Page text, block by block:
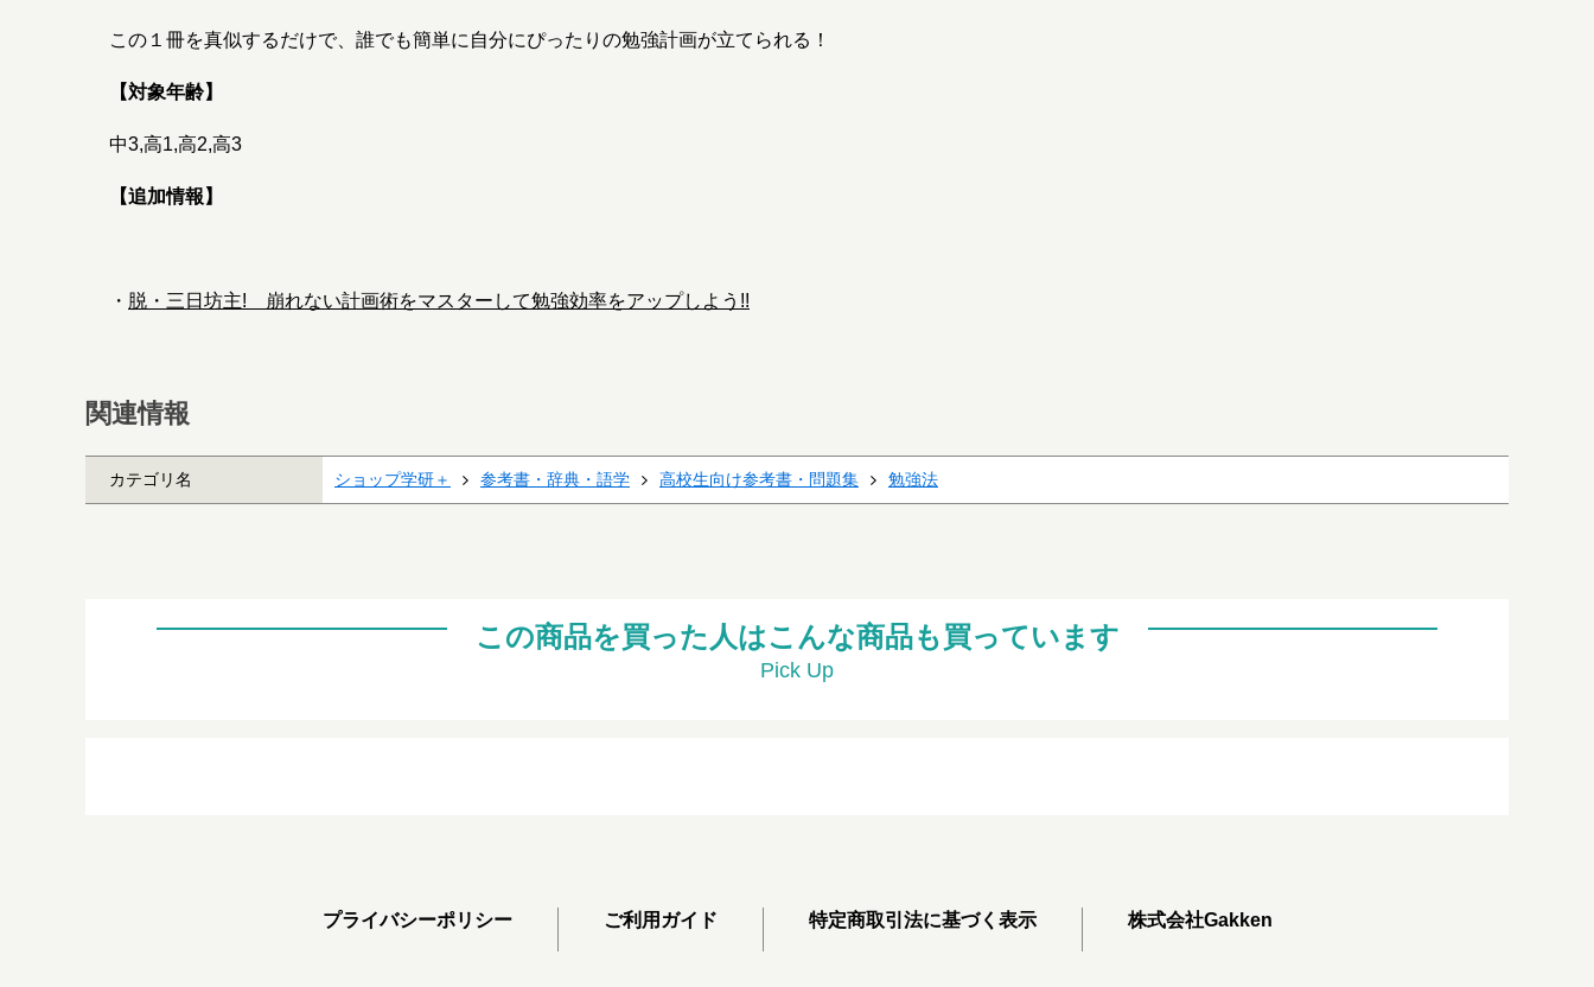
この１冊を真似するだけで、誰でも簡単に自分にぴったりの勉強計画が立てられる！
【対象年齢】
中3,高1,高2,高3
【追加情報】
・ 脱・三日坊主! 崩れない計画術をマスターして勉強効率をアップしよう!!
関連情報
カテゴリ名 ショップ学研＋ 参考書・辞典・語学 高校生向け参考書・問題集 勉強法
この商品を買った人はこんな商品も買っています
Pick Up
プライバシーポリシー ご利用ガイド 特定商取引法に基づく表示 株式会社Gakken